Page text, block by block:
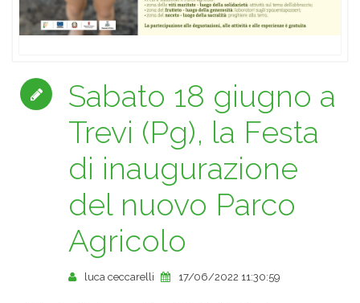
Sabato 18 giugno a
Trevi (Pg), la Festa
di inaugurazione
del nuovo Parco
Agricolo
luca ceccarelli 17/06/2022 11:30:59